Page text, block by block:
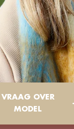
VRAAG OVER
MODEL